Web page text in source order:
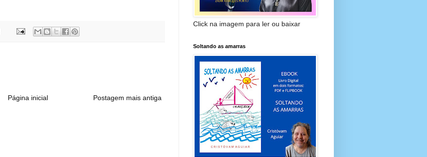
Postagem mais antiga
Página inicial
Click na imagem para ler ou baixar
Soltando as amarras